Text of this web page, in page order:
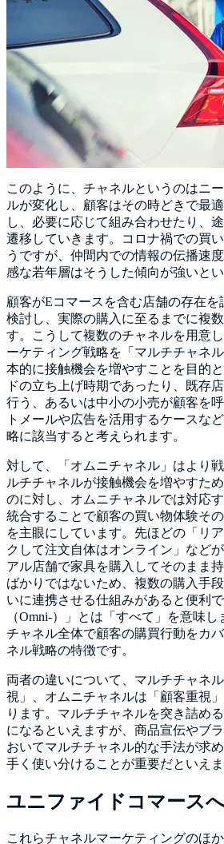
このように、チャネルというのはニ
ルが変化し、顧客はその時どきで最
し、必要に応じて組み合わせたり、
遷移していきます。コロナ禍での買
うですが、仲間内での情報の伝播速
感な若年層はそうした傾向が強いと
顧客がEコマースを含む店舗の存在を
検討し、実際の購入に至るまでに複
す。こうして複数のチャネルを用意
ーケティング戦略を「マルチチャネ
本的に接触機会を増やすことを目的
ドの立ち上げ時期であったり、既存
行う、あるいは中小の小売が顧客を
トメールや広告を活用するケースな
略に該当すると考えられます。
対して、「オムニチャネル」はより
ルチチャネルが接触機会を増やすた
のに対し、オムニチャネルでは対応
統合することで顧客の買い物体験そ
を主眼にしています。先ほどの「リ
クして注文自体はオンライン」など
アル店舗で家具を購入してそのまま
ばかりではないため、複数の購入手
いに連携させる仕組みがあると便利
（Omni-）」とは「すべて」を意味
チャネル全体で顧客の購買行動をカ
ネル戦略の特徴です。
両者の違いについて、マルチチャネ
視」、オムニチャネルは「顧客重視
ります。マルチチャネルを突き詰め
になるといえますが、商品宣伝やブ
おいてマルチチャネル的な手法が求
手く使い分けることが重要だといえま
ユニファイドコマース
これらチャネルマーケティングのほか